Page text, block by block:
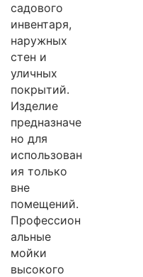
садового
инвентаря,
наружных
стен и
уличных
покрытий.
Изделие
предназначе
но для
использован
ия только
вне
помещений.
Профессион
альные
мойки
высокого